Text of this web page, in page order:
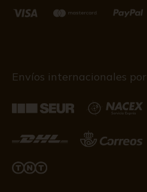
Envíos internacionales por